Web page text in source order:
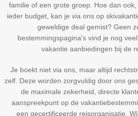
familie of een grote groep. Hoe dan
ieder budget, kan je via ons op
geweldige deal gemist? Geen
bestemmingspagina's vind je nog
vakantie aanbiedingen bij de
Je boekt niet via ons, maar altijd
zelf. Deze worden zorgvuldig door ons
de maximale zekerheid, directe
aanspreekpunt op de
een gecertificeerde reisorganisatie.